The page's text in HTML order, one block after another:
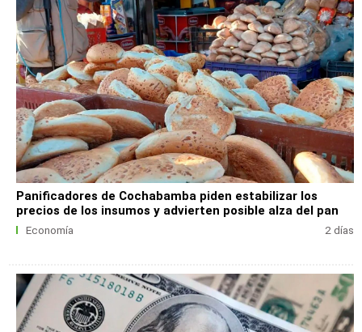
Panificadores de Cochabamba piden estabilizar los
precios de los insumos y advierten posible alza del pan
Economía 2 días